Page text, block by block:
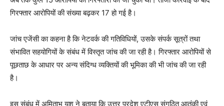
गिरफ्तार आरोपियों की संख्या बढ़कर 17 हो गई है।
जांच एजेंसी का कहना है कि नेटवर्क की गतिविधियों, उसके संपर्क सूत्रों तथा
संभावित सहयोगियों के संबंध में विस्तृत जांच की जा रही है। गिरफ्तार आरोपियों से
पूछताछ के आधार पर अन्य संदिग्ध व्यक्तियों की भूमिका की भी जांच की जा रही
है।
इस संबंध में अमिताभ यश ने बताया कि उत्तर प्रदेश एटीएस संगठित आतंकी एवं